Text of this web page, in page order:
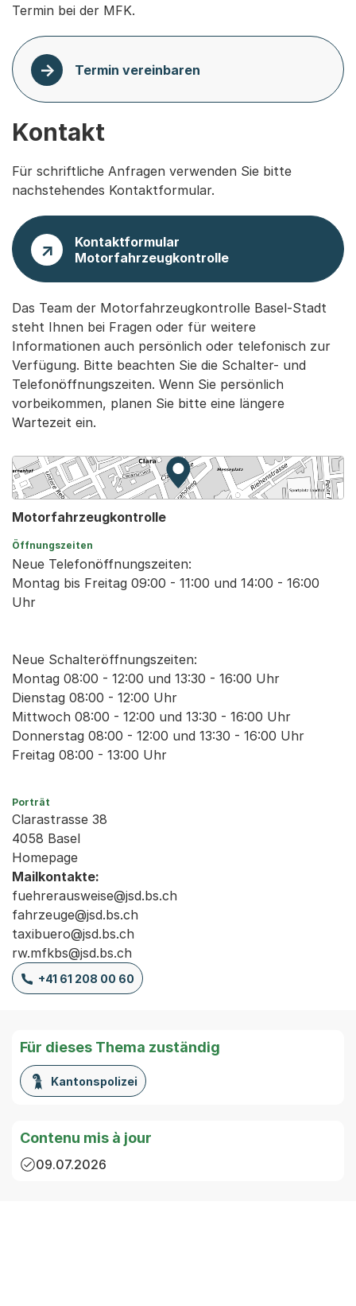
Termin bei der MFK.
Termin vereinbaren
Kontakt
Für schriftliche Anfragen verwenden Sie bitte
nachstehendes Kontaktformular.
Kontaktformular
Motorfahrzeugkontrolle
Das Team der Motorfahrzeugkontrolle Basel-Stadt
steht Ihnen bei Fragen oder für weitere
Informationen auch persönlich oder telefonisch zur
Verfügung. Bitte beachten Sie die Schalter- und
Telefonöffnungszeiten. Wenn Sie persönlich
vorbeikommen, planen Sie bitte eine längere
Wartezeit ein.
Zur Karte von MapBS.
Externer Link, wird in einem
Motorfahrzeugkontrolle
Öffnungszeiten
Neue Telefonöffnungszeiten:
Montag bis Freitag 09:00 - 11:00 und 14:00 - 16:00
Uhr
Neue Schalteröffnungszeiten:
Montag 08:00 - 12:00 und 13:30 - 16:00 Uhr
Dienstag 08:00 - 12:00 Uhr
Mittwoch 08:00 - 12:00 und 13:30 - 16:00 Uhr
Donnerstag 08:00 - 12:00 und 13:30 - 16:00 Uhr
Freitag 08:00 - 13:00 Uhr
Porträt
Clarastrasse 38
4058 Basel
Homepage
Mailkontakte:
fuehrerausweise@jsd.bs.ch
fahrzeuge@jsd.bs.ch
taxibuero@jsd.bs.ch
rw.mfkbs@jsd.bs.ch
+41 61 208 00 60
Für dieses Thema zuständig
Kantonspolizei
Contenu mis à jour
09.07.2026